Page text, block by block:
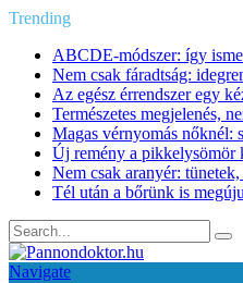
Trending
ABCDE‑módszer: így
Nem csak fáradtság:
Az egész érrendszer egy
Természetes megjelenés,
Magas vérnyomás nőknél:
Új remény a pikkelysömör
Nem csak aranyér:
Tél után a bőrünk is
Navigate